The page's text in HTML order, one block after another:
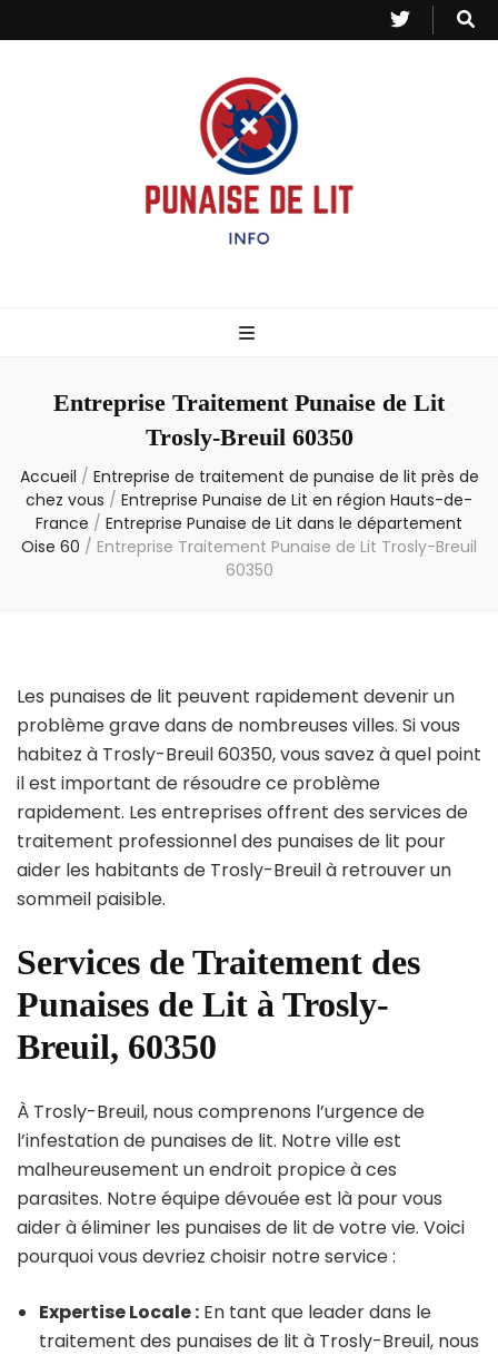
– Info
Entreprise Traitement Punaise de Lit
Trosly-Breuil 60350
Accueil / Entreprise de traitement de punaise de lit près de
chez vous / Entreprise Punaise de Lit en région Hauts-de-
France / Entreprise Punaise de Lit dans le département
Oise 60 / Entreprise Traitement Punaise de Lit Trosly-Breuil
60350
Les punaises de lit peuvent rapidement devenir un
problème grave dans de nombreuses villes. Si vous
habitez à Trosly-Breuil 60350, vous savez à quel point
il est important de résoudre ce problème
rapidement. Les entreprises offrent des services de
traitement professionnel des punaises de lit pour
aider les habitants de Trosly-Breuil à retrouver un
sommeil paisible.
Services de Traitement des
Punaises de Lit à Trosly-
Breuil, 60350
À Trosly-Breuil, nous comprenons l’urgence de
l’infestation de punaises de lit. Notre ville est
malheureusement un endroit propice à ces
parasites. Notre équipe dévouée est là pour vous
aider à éliminer les punaises de lit de votre vie. Voici
pourquoi vous devriez choisir notre service :
Expertise Locale : En tant que leader dans le
traitement des punaises de lit à Trosly-Breuil, nous